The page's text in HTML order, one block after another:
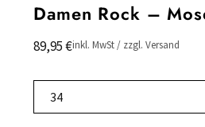
Damen Rock –
89,95 €inkl. MwSt / zzgl. Versand
34